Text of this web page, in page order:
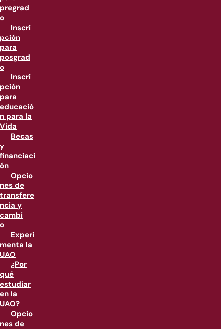
pregrad
o
Inscri
pción
para
posgrad
o
Inscri
pción
para
educació
n para la
Vida
Becas
y
financiaci
ón
Opcio
nes de
transfere
ncia y
cambi
o
Experi
menta la
UAO
¿Por
qué
estudiar
en la
UAO?
Opcio
nes de